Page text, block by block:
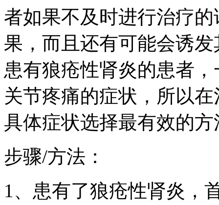
者如果不及时进行治疗
果，而且还有可能会诱
患有狼疮性肾炎的患者
关节疼痛的症状，所以
具体症状选择最有效的
步骤/方法：
1、患有了狼疮性肾炎，